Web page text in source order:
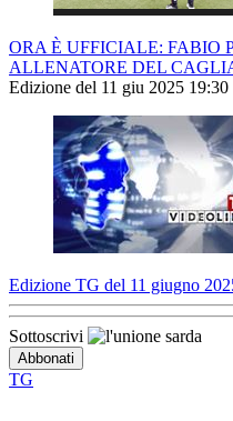
ORA È UFFICIALE: FABIO
ALLENATORE DEL
Edizione del 11 giu 2025 19:30
Edizione TG del 11 giugno
Sottoscrivi
TG